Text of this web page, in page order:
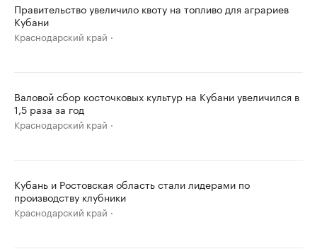
Правительство увеличило квоту на топливо для аграриев
Кубани
Краснодарский край
Валовой сбор косточковых культур на Кубани увеличился в
1,5 раза за год
Краснодарский край
Кубань и Ростовская область стали лидерами по
производству клубники
Краснодарский край